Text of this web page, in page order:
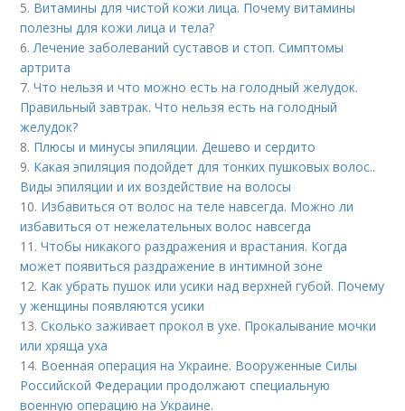
5. Витамины для чистой кожи лица. Почему витамины
полезны для кожи лица и тела?
6.Лечение заболеваний суставов и стоп. Симптомы
артрита
7.Что нельзя и что можно есть на голодный желудок.
Правильный завтрак. Что нельзя есть на голодный
желудок?
8. Плюсы и минусы эпиляции. Дешево и сердито
9. Какая эпиляция подойдет для тонких пушковых волос..
Виды эпиляции и их воздействие на волосы
10. Избавиться от волос на теле навсегда. Можно ли
избавиться от нежелательных волос навсегда
11.Чтобы никакого раздражения и врастания. Когда
может появиться раздражение в интимной зоне
12. Как убрать пушок или усики над верхней губой. Почему
у женщины появляются усики
13.Сколько заживает прокол в ухе. Прокалывание мочки
или хряща уха
14. Военная операция на Украине. Вооруженные Силы
Российской Федерации продолжают специальную
военную операцию на Украине.